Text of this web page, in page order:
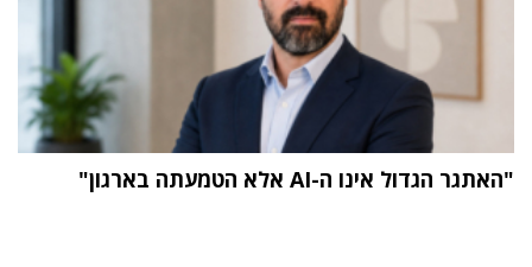
"האתגר הגדול אינו ה-AI אלא הטמעתה בארגון"